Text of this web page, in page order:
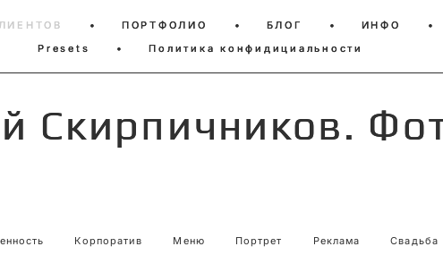
• ПОРТФОЛИО • БЛОГ • ИНФО •
Presets
• Политика конфидициальности
Скирпичников.
• ПОРТФОЛИО • БЛОГ • ИНФО •
Presets
• Политика конфидициальности
Скирпичников.
Корпоратив Меню Портрет Реклама Свадьба